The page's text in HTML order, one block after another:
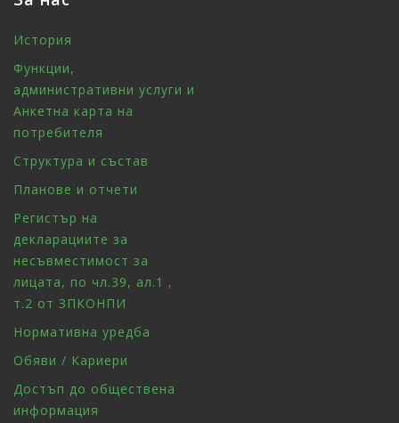
История
Функции,
административни услуги и
Анкетна карта на
потребителя
Структура и състав
Планове и отчети
Регистър на
декларациите за
несъвместимост за
лицата, по чл.39, ал.1 ,
т.2 от ЗПКОНПИ
Нормативна уредба
Обяви / Кариери
Достъп до обществена
информация